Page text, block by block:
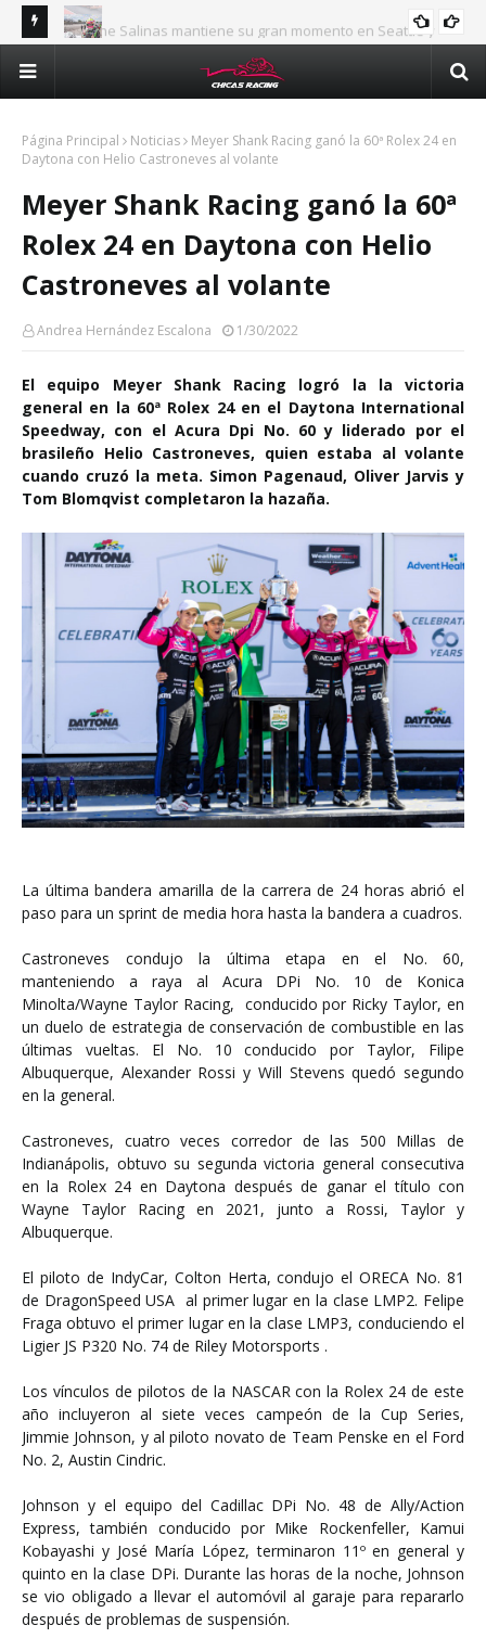
Jasmine Salinas mantiene su gran momento en Seattle y
confirma su crecimiento en la NHRA
INTERNACIONAL
Majo Rodríguez apunta a seguir escalando posiciones en
Challenge Series durante la visita a Querétaro
Página Principal Noticias
Meyer Shank Racing ganó la 60ª Rolex 24 en
Daytona con Helio Castroneves al volante
Meyer Shank Racing ganó la 60ª
Rolex 24 en Daytona con Helio
Castroneves al volante
Andrea Hernández Escalona 1/30/2022
El equipo Meyer Shank Racing logró la la victoria
general en la 60ª Rolex 24 en el Daytona International
Speedway, con el Acura Dpi No. 60 y liderado por el
brasileño Helio Castroneves, quien estaba al volante
cuando cruzó la meta. Simon Pagenaud, Oliver Jarvis y
Tom Blomqvist completaron la hazaña.
La última bandera amarilla de la carrera de 24 horas abrió el
paso para un sprint de media hora hasta la bandera a cuadros.
Castroneves condujo la última etapa en el No. 60,
manteniendo a raya al Acura DPi No. 10 de Konica
Minolta/Wayne Taylor Racing, conducido por Ricky Taylor, en
un duelo de estrategia de conservación de combustible en las
últimas vueltas. El No. 10 conducido por Taylor, Filipe
Albuquerque, Alexander Rossi y Will Stevens quedó segundo
en la general.
Castroneves, cuatro veces corredor de las 500 Millas de
Indianápolis, obtuvo su segunda victoria general consecutiva
en la Rolex 24 en Daytona después de ganar el título con
Wayne Taylor Racing en 2021, junto a Rossi, Taylor y
Albuquerque.
El piloto de IndyCar, Colton Herta, condujo el ORECA No. 81
de DragonSpeed USA al primer lugar en la clase LMP2. Felipe
Fraga obtuvo el primer lugar en la clase LMP3, conduciendo el
Ligier JS P320 No. 74 de Riley Motorsports .
Los vínculos de pilotos de la NASCAR con la Rolex 24 de este
año incluyeron al siete veces campeón de la Cup Series,
Jimmie Johnson, y al piloto novato de Team Penske en el Ford
No. 2, Austin Cindric.
Johnson y el equipo del Cadillac DPi No. 48 de Ally/Action
Express, también conducido por Mike Rockenfeller, Kamui
Kobayashi y José María López, terminaron 11º en general y
quinto en la clase DPi. Durante las horas de la noche, Johnson
se vio obligado a llevar el automóvil al garaje para repararlo
después de problemas de suspensión.